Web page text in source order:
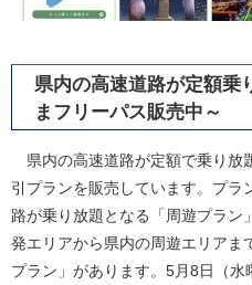
県内の高速道路が定額乗
まフリーパス販売中～
県内の高速道路が定額で乗り放
引プランを販売しています。プラ
路が乗り放題となる「周遊プラン
発エリアから県内の周遊エリアま
プラン」があります。5月8日（